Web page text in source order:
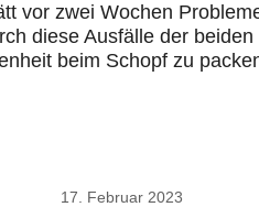
vor zwei Wochen
diese Ausfälle der
beim Schopf zu
17. Februar 2023